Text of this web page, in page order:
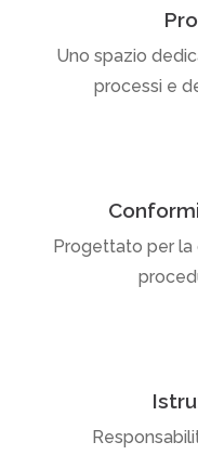
Uno spazio
processi e
Progettato per la